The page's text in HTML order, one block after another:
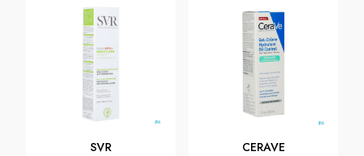
SVR CERAVE